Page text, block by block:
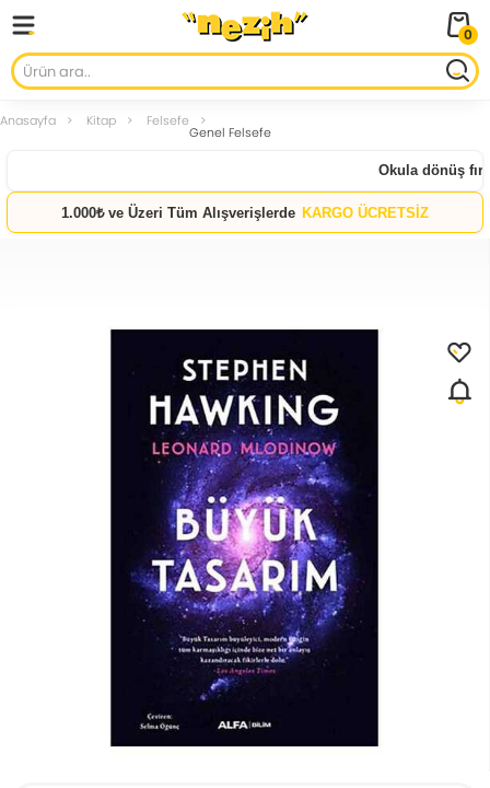
0
Anasayfa Kitap Felsefe
Genel Felsefe
Okula dönüş
1.000₺ ve Üzeri Tüm Alışverişlerde KARGO ÜCRETSİZ